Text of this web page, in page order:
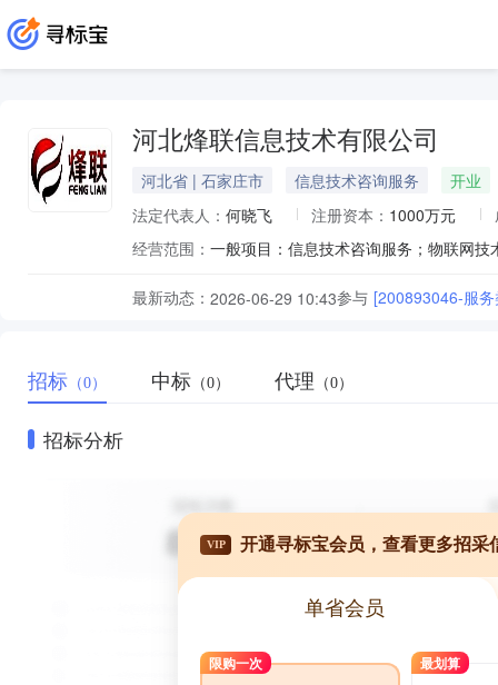
河北烽联信息技术有限公司
河北省 | 石家庄市 信息技术咨询服务
开业
法定代表人： 何晓飞 注册资本： 1000万元
经营范围：
最新动态： 2026-06-29 10:43参与 [200893046-服
招标 （0） 中标 （0） 代理 （0）
招标分析
VIP 开通寻标宝会员，查看更多招采
单省会员
限购一次 最划算